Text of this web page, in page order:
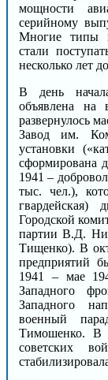
мощности
серийному
Многие типы
стали
несколько лет
В день
объявлена на
развернулось
Завод им.
установки
сформирована
1941 –
тыс. чел.),
гвардейская)
Городской
партии В.Д.
Тищенко). В
предприятий
1941 – мае
Западного
Западного
военный
Тимошенко. В
советских